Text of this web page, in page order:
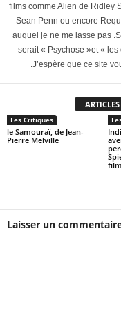
films comme Alien de Ridley
Sean Penn ou encore
auquel je ne me lasse pas
serait « Psychose »et «
.J’espère que ce site
Les Critiques
le Samouraï, de Jean-
Pierre Melville
Laisser un